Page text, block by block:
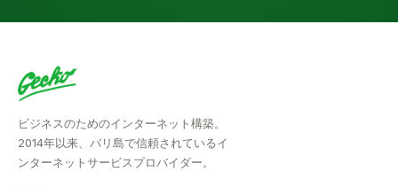
ビジネスのためのインターネット構築。
2014年以来、バリ島で信頼されているイ
ンターネットサービスプロバイダー。